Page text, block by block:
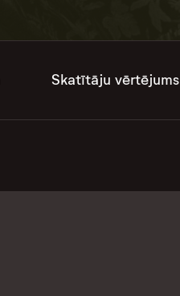
Skatītāju vērtējums